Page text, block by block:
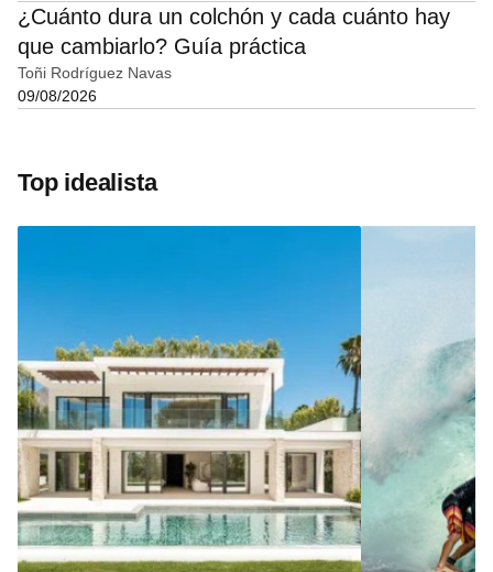
¿Cuánto dura un colchón y cada cuánto hay
que cambiarlo? Guía práctica
Toñi Rodríguez Navas
09/08/2026
Top idealista